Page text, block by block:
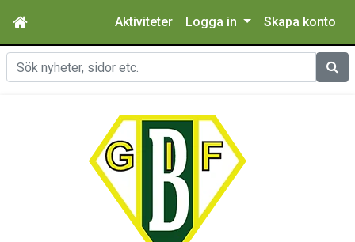
Aktiviteter Logga in Skapa konto
Sök